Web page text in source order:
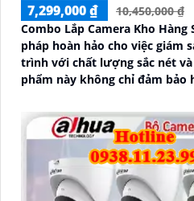
7,299,000 ₫
10,450,000 ₫
Combo Lắp Camera Kho Hàng
pháp hoàn hảo cho việc giám
trình với chất lượng sắc nét và
phẩm này không chỉ đảm bảo
sát một cách toàn diện và